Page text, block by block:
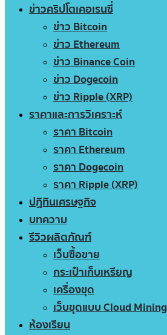
ข่าวคริปโตเคอเรนซี่
ข่าว Bitcoin
ข่าว Ethereum
ข่าว Binance Coin
ข่าว Dogecoin
ข่าว Ripple (XRP)
ราคาและการวิเคราะห์
ราคา Bitcoin
ราคา Ethereum
ราคา Dogecoin
ราคา Ripple (XRP)
ปฏิทินเศรษฐกิจ
บทความ
รีวิวผลิตภัณฑ์
เว็บซื้อขาย
กระเป๋าเก็บเหรียญ
เครื่องขุด
เว็บขุดแบบ Cloud Mining
ห้องเรียน